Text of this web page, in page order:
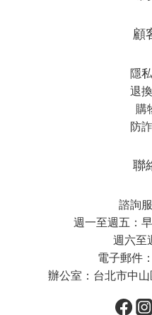
顧
隱
退
購
防
聯
諮詢
週一至週五：
週六至
電子郵件：
辦公室：台北市中